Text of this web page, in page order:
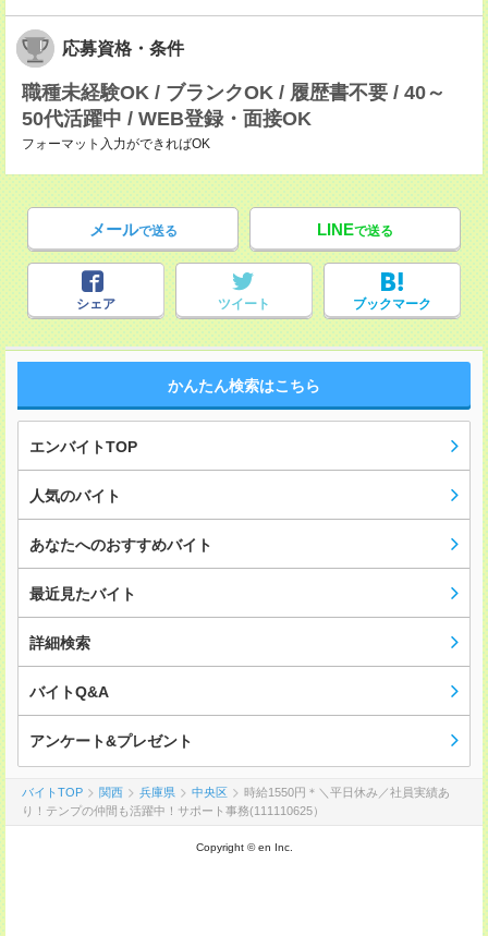
応募資格・条件
職種未経験OK / ブランクOK / 履歴書不要 / 40～
50代活躍中 / WEB登録・面接OK
フォーマット入力ができればOK
メールで送る LINEで送る
シェア ツイート ブックマーク
かんたん検索はこちら
エンバイトTOP
人気のバイト
あなたへのおすすめバイト
最近見たバイト
詳細検索
バイトQ&A
アンケート&プレゼント
バイトTOP 関西 兵庫県 中央区
時給1550円＊＼平日休み／社員実績あ
り！テンプの仲間も活躍中！サポート事務(111110625）
Copyright © en Inc.